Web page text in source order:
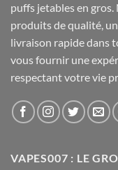
puffs jetables en
produits de qualité,
livraison rapide dans
vous fournir une
respectant votre vie
VAPES007 : LE